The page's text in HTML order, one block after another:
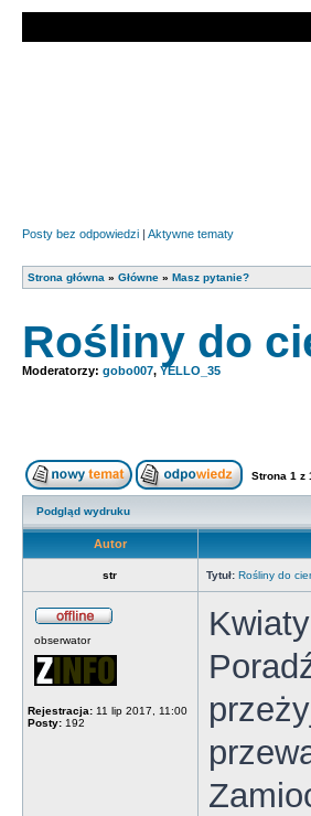
Posty bez odpowiedzi | Aktywne tematy
Strona główna » Główne » Masz pytanie?
Rośliny do
Moderatorzy: gobo007, YELLO_35
Strona 1 z
Podgląd wydruku
Autor
str Tytuł: Rośliny do
obserwator
Rejestracja: 11 lip 2017, 11:00
Posty: 192
Kwiaty